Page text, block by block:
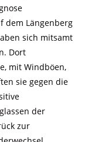
dem Längenberg
sich mitsamt
Dort
mit Windböen,
sie gegen die
der
zur